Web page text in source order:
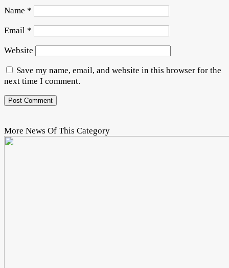
Name *
Email *
Website
Save my name, email, and website in this browser for the
next time I comment.
More News Of This Category